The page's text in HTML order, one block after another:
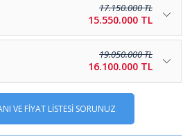
17.150.000 TL
15.550.000 TL
19.050.000 TL
16.100.000 TL
VE FİYAT LİSTESİ SORUNUZ